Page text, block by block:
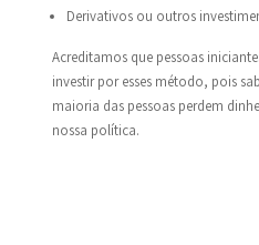
Derivativos ou outros
Acreditamos que pessoas
investir por esses método, pois
maioria das pessoas perdem
nossa política.